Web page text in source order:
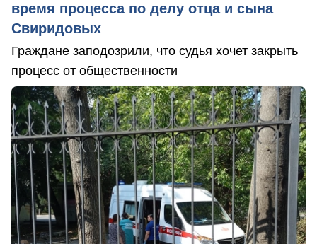
время процесса по делу отца и сына
Свиридовых
Граждане заподозрили, что судья хочет закрыть
процесс от общественности